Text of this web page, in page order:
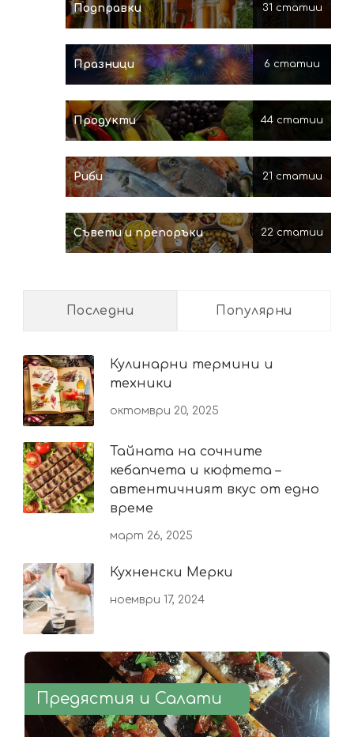
Подправки 31 статии
Празници 6 статии
Продукти 44 статии
Риби 21 статии
Съвети и препоръки 22 статии
Последни Популярни
Кулинарни термини и
техники
октомври 20, 2025
Тайната на сочните
кебапчета и кюфтета –
автентичният вкус от едно
време
март 26, 2025
Кухненски Мерки
ноември 17, 2024
Предястия и Салати